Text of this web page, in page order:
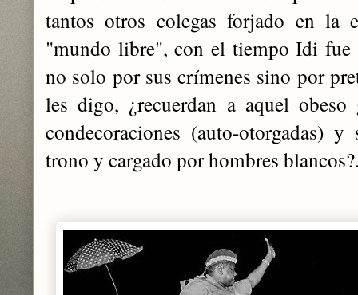
tantos otros colegas forjado en la
"mundo libre", con el tiempo Idi fue
no solo por sus crímenes sino por
les digo, ¿recuerdan a aquel
condecoraciones (auto-otorgadas)
trono y cargado por hombres